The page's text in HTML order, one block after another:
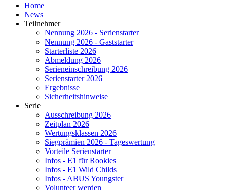
Home
News
Teilnehmer
Nennung 2026 - Serienstarter
Nennung 2026 - Gaststarter
Starterliste 2026
Abmeldung 2026
Serieneinschreibung 2026
Serienstarter 2026
Ergebnisse
Sicherheitshinweise
Serie
Ausschreibung 2026
Zeitplan 2026
Wertungsklassen 2026
Siegprämien 2026 - Tageswertung
Vorteile Serienstarter
Infos - E1 für Rookies
Infos - E1 Wild Childs
Infos - ABUS Youngster
Volunteer werden